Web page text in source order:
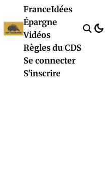
FranceIdées
Épargne
Vidéos
Règles du CDS
Se connecter
S'inscrire